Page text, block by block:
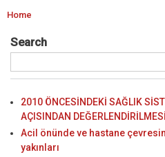
Main menu
You are here
Home
Search
2010 ÖNCESİNDEKİ SAĞLIK
AÇISINDAN DEĞERLENDİRİLMESİ
Acil önünde ve hastane
yakınları